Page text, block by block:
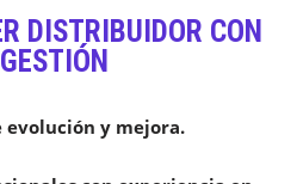
DISTRIBUIDOR CON
evolución y mejora.